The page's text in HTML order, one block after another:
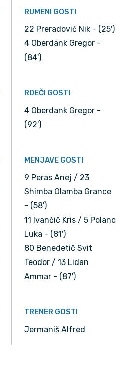
RUMENI GOSTI
22 Preradović Nik - (25')
4 Oberdank Gregor -
(84')
RDEČI GOSTI
4 Oberdank Gregor -
(92')
MENJAVE GOSTI
9 Peras Anej / 23
Shimba Olamba Grance
- (58')
11 Ivančič Kris / 5 Polanc
Luka - (81')
80 Benedetič Svit
Teodor / 13 Lidan
Ammar - (87')
TRENER GOSTI
Jermaniš Alfred